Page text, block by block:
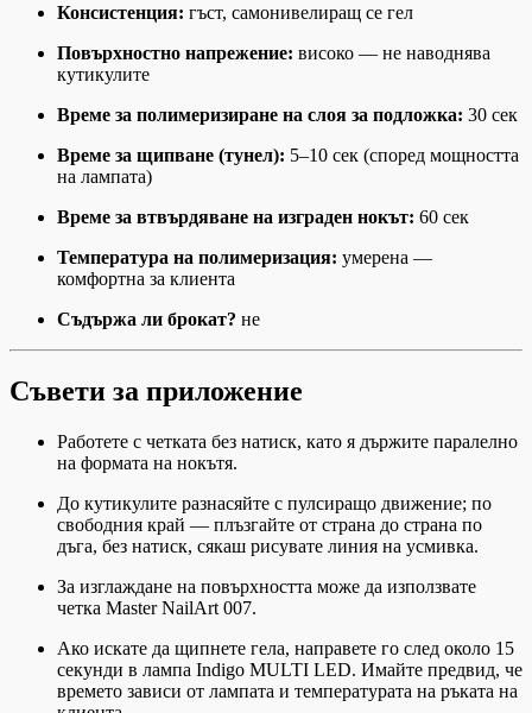
Консистенция: гъст, самонивелиращ се гел
Повърхностно напрежение: високо — не наводнява
кутикулите
Време за полимеризиране на слоя за подложка: 30 сек
Време за щипване (тунел): 5–10 сек (според мощността
на лампата)
Време за втвърдяване на изграден нокът: 60 сек
Температура на полимеризация: умерена —
комфортна за клиента
Съдържа ли брокат? не
Съвети за приложение
Работете с четката без натиск, като я държите паралелно
на формата на нокътя.
До кутикулите разнасяйте с пулсиращо движение; по
свободния край — плъзгайте от страна до страна по
дъга, без натиск, сякаш рисувате линия на усмивка.
За изглаждане на повърхността може да използвате
четка Master NailArt 007.
Ако искате да щипнете гела, направете го след около 15
секунди в лампа Indigo MULTI LED. Имайте предвид, че
времето зависи от лампата и температурата на ръката на